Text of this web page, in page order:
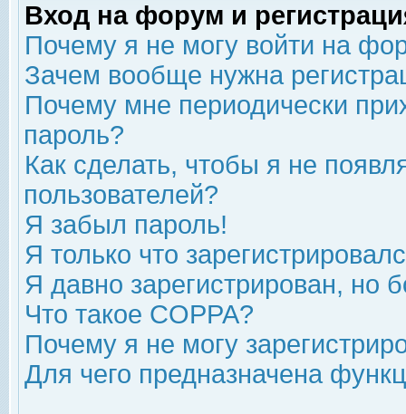
Вход на форум и
Почему я не могу войти на
Зачем вообще нужна
Почему мне периодически
пароль?
Как сделать, чтобы я не
пользователей?
Я забыл пароль!
Я только что
Я давно зарегистрирован, но
Что такое COPPA?
Почему я не могу
Для чего предназначена